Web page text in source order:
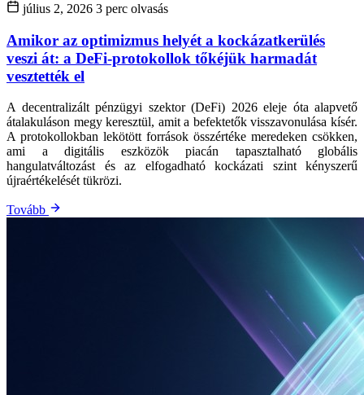
július 2, 2026 3 perc olvasás
Amikor az optimizmus helyét a kockázatkerülés
veszi át: a DeFi-protokollok tőkéjük harmadát
vesztették el
A decentralizált pénzügyi szektor (DeFi) 2026 eleje óta alapvető
átalakuláson megy keresztül, amit a befektetők visszavonulása kísér.
A protokollokban lekötött források összértéke meredeken csökken,
ami a digitális eszközök piacán tapasztalható globális
hangulatváltozást és az elfogadható kockázati szint kényszerű
újraértékelését tükrözi.
Tovább